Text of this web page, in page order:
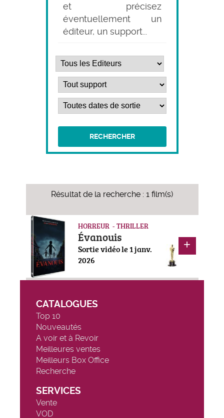
et précisez
éventuellement un
éditeur, un support...
Résultat de la recherche : 1 film(s)
HORREUR - THRILLER
Évanouis
Sortie vidéo le 1 janv.
2026
CATALOGUES
Top 10
Nouveautés
A voir et à Revoir
Meilleures ventes
Meilleurs Box Office
Recherche
SERVICES
Vente
VOD